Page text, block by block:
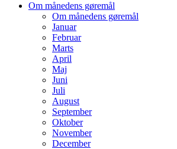
Om månedens gøremål
Om månedens gøremål
Januar
Februar
Marts
April
Maj
Juni
Juli
August
September
Oktober
November
December